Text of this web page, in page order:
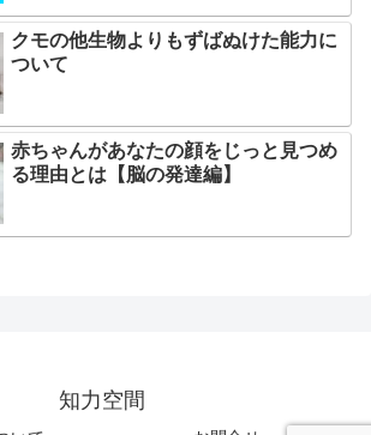
クモの他生物よりもずばぬけた能力に
ついて
赤ちゃんがあなたの顔をじっと見つめ
る理由とは【脳の発達編】
知力空間